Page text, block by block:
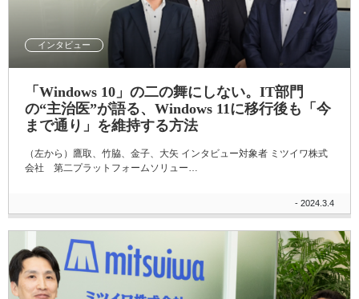
インタビュー
「Windows 10」の二の舞にしない。IT部門
の“主治医”が語る、Windows 11に移行後も「今
まで通り」を維持する方法
（左から）鷹取、竹脇、金子、大矢 インタビュー対象者 ミツイワ株式
会社 第二プラットフォームソリュー…
- 2024.3.4